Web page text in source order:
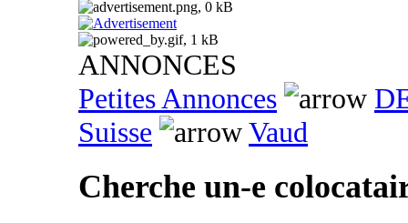
ANNONCES
Petites Annonces
Suisse
Vaud
Cherche un-e